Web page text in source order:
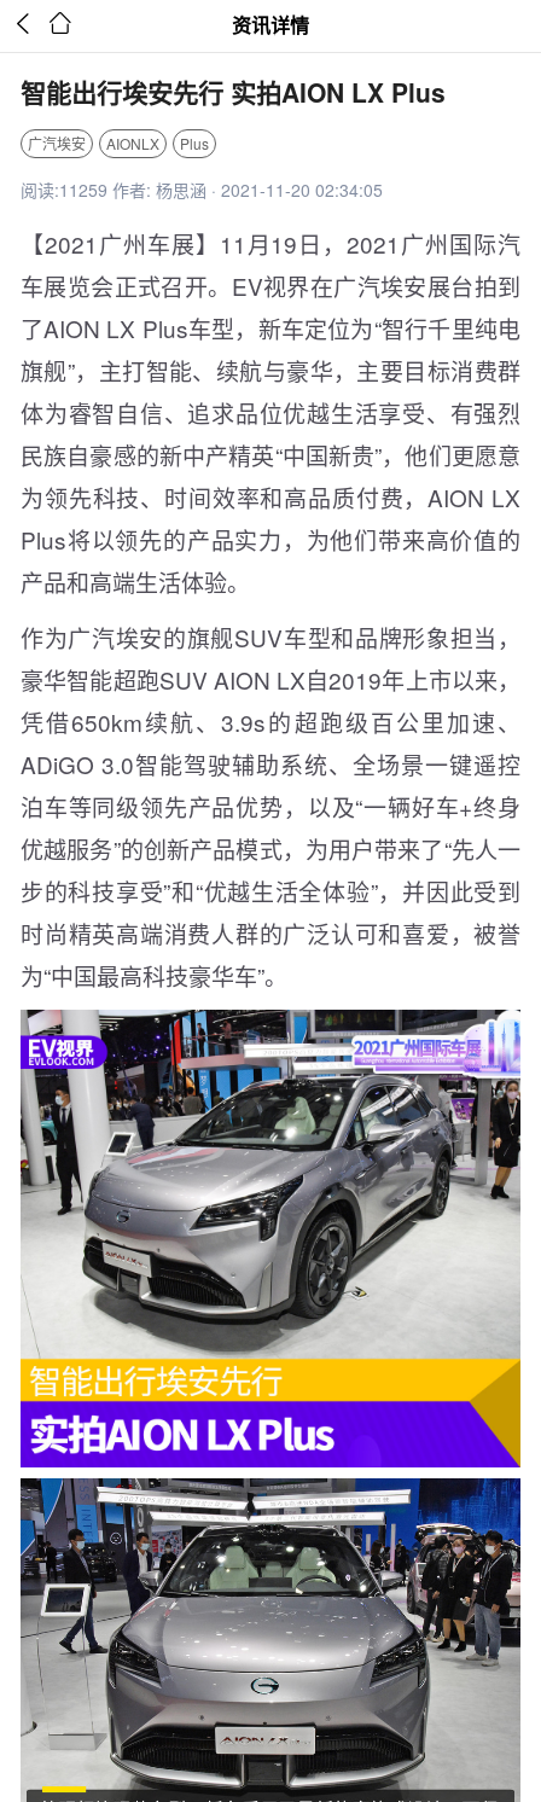
  资讯详情
智能出行埃安先行 实拍AION LX Plus
广汽埃安 AIONLX Plus
阅读:11259 作者: 杨思涵 · 2021-11-20 02:34:05
【2021广州车展】11月19日，2021广州国际汽
车展览会正式召开。EV视界在广汽埃安展台拍到
了AION LX Plus车型，新车定位为“智行千里纯电
旗舰”，主打智能、续航与豪华，主要目标消费群
体为睿智自信、追求品位优越生活享受、有强烈
民族自豪感的新中产精英“中国新贵”，他们更愿意
为领先科技、时间效率和高品质付费，AION LX
Plus将以领先的产品实力，为他们带来高价值的
产品和高端生活体验。
作为广汽埃安的旗舰SUV车型和品牌形象担当，
豪华智能超跑SUV AION LX自2019年上市以来，
凭借650km续航、3.9s的超跑级百公里加速、
ADiGO 3.0智能驾驶辅助系统、全场景一键遥控
泊车等同级领先产品优势，以及“一辆好车+终身
优越服务”的创新产品模式，为用户带来了“先人一
步的科技享受”和“优越生活全体验”，并因此受到
时尚精英高端消费人群的广泛认可和喜爱，被誉
为“中国最高科技豪华车”。